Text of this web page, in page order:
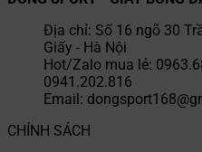
Địa chỉ: Số 16 ngõ 30
Giấy - Hà Nội
Hot/Zalo mua lẻ:
0941.202.816
Email:
CHÍNH SÁCH